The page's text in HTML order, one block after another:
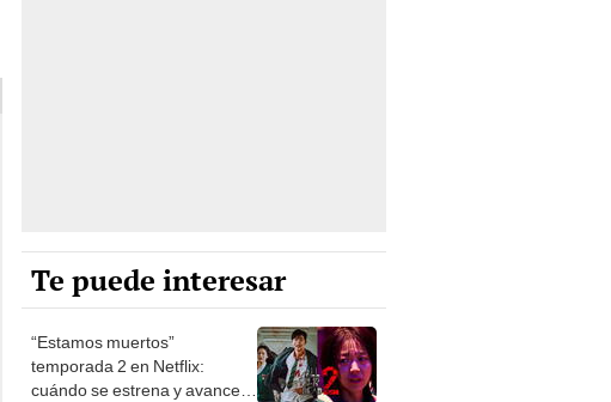
Te puede interesar
“Estamos muertos”
temporada 2 en Netflix:
cuándo se estrena y avances